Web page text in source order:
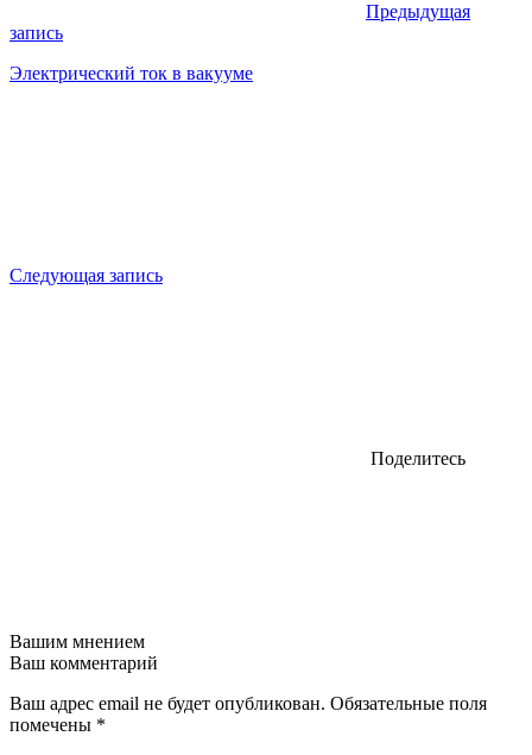
Предыдущая
запись
Электрический ток в вакууме
Следующая запись
Поделитесь
Вашим мнением
Ваш комментарий
Ваш адрес email не будет опубликован. Обязательные поля
помечены *